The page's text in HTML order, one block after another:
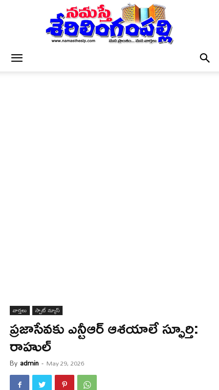
వార్త‌లు స్పాట్ న్యూస్
ప్రజాసేవకు ఎన్టీఆర్‌ ఆశయాలే స్ఫూర్తి:
రాహుల్
By admin - May 29, 2026